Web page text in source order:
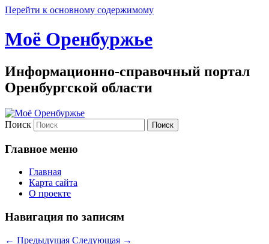
Перейти к основному содержимому
Моё Оренбуржье
Информационно-справочный портал
Оренбургской области
Поиск
Главное меню
Главная
Карта сайта
О проекте
Навигация по записям
← Предыдущая Следующая →